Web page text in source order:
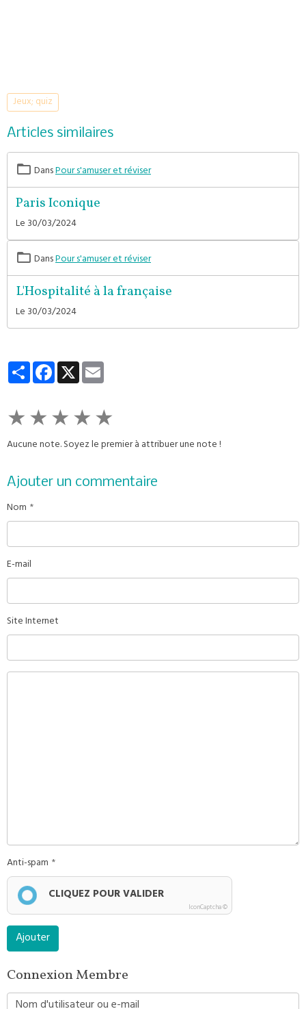
Jeux; quiz
Articles similaires
DansPour s'amuser et réviser
Paris Iconique
Le 30/03/2024
DansPour s'amuser et réviser
L'Hospitalité à la française
Le 30/03/2024
PartagerFacebook
X
★★★★★
Aucune note. Soyez le premier à attribuer une note !
Ajouter un commentaire
Nom
E-mail
Site Internet
Anti-spam
CLIQUEZ POUR VALIDER
IconCaptcha ©
Ajouter
Connexion Membre